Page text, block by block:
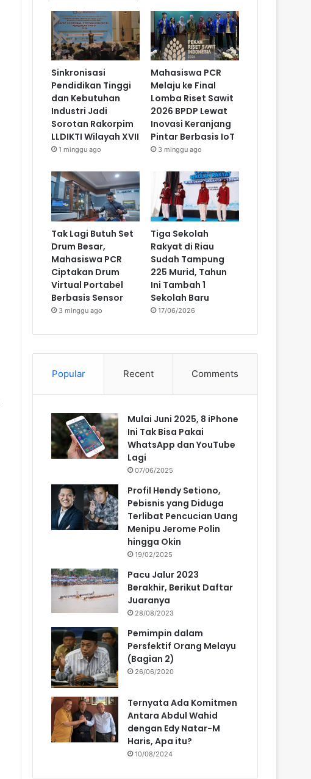
Sinkronisasi
Pendidikan Tinggi
dan Kebutuhan
Industri Jadi
Sorotan Rakorpim
LLDIKTI Wilayah XVII
1 minggu ago
Mahasiswa PCR
Melaju ke Final
Lomba Riset Sawit
2026 BPDP Lewat
Inovasi Keranjang
Pintar Berbasis IoT
3 minggu ago
Tak Lagi Butuh Set
Drum Besar,
Mahasiswa PCR
Ciptakan Drum
Virtual Portabel
Berbasis Sensor
3 minggu ago
Tiga Sekolah
Rakyat di Riau
Sudah Tampung
225 Murid, Tahun
Ini Tambah 1
Sekolah Baru
17/06/2026
Popular Recent Comments
Mulai Juni 2025, 8 iPhone
Ini Tak Bisa Pakai
WhatsApp dan YouTube
Lagi
07/06/2025
Profil Hendy Setiono,
Pebisnis yang Diduga
Terlibat Pencucian Uang
Menipu Jerome Polin
hingga Okin
19/02/2025
Pacu Jalur 2023
Berakhir, Berikut Daftar
Juaranya
28/08/2023
Pemimpin dalam
Persfektif Orang Melayu
(Bagian 2)
26/06/2020
Ternyata Ada Komitmen
Antara Abdul Wahid
dengan Edy Natar-M
Haris, Apa itu?
10/08/2024